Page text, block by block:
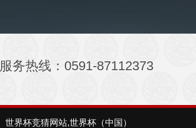
服务热线：0591-87112373
世界杯竞猜网站,世界杯（中国）